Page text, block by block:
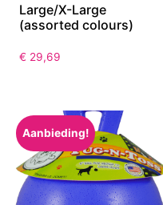
Large/X-Large
(assorted colours)
€ 29,69
Aanbieding!